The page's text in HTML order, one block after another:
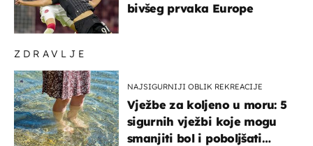
ZDRAVLJE
NAJSIGURNIJI OBLIK REKREACIJE
Vježbe za koljeno u moru: 5
sigurnih vježbi koje mogu
smanjiti bol i poboljšati
bivšeg prvaka Europe